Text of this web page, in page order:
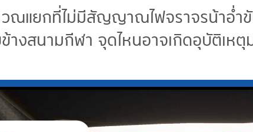
วณแยกที่ไม่มีสัญญาณไฟจราจรน้าอ่ำ
ข้างสนามกีฬา จุดไหนอาจเกิดอุบัติเ